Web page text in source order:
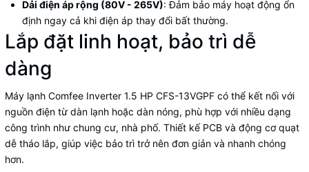
Dải điện áp rộng (80V - 265V): Đảm bảo máy hoạt động ổn
định ngay cả khi điện áp thay đổi bất thường.
Lắp đặt linh hoạt, bảo trì dễ
dàng
Máy lạnh Comfee Inverter 1.5 HP CFS-13VGPF có thể kết nối với
nguồn điện từ dàn lạnh hoặc dàn nóng, phù hợp với nhiều dạng
công trình như chung cư, nhà phố. Thiết kế PCB và động cơ quạt
dễ tháo lắp, giúp việc bảo trì trở nên đơn giản và nhanh chóng
hơn.